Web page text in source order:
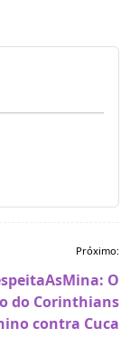
Próximo:
O
do Corinthians
contra Cuca